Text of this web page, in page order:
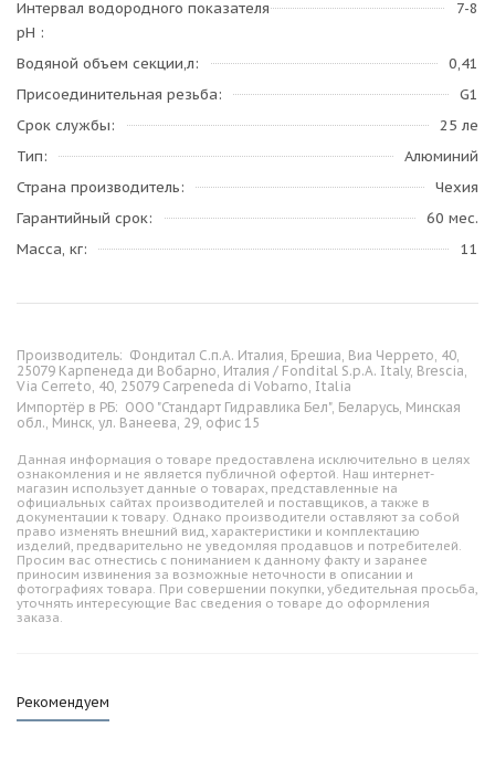
Интервал водородного показателя
pH
7-8
Водяной объем секции,л
0,41
Присоединительная резьба
G1
Срок службы
25 ле
Тип
Алюминий
Страна производитель
Чехия
Гарантийный срок
60 мес.
Масса, кг
11
Производитель: Фондитал С.п.А. Италия, Брешиа, Виа Черрето, 40,
25079 Карпенеда ди Вобарно, Италия / Fondital S.p.A. Italy, Brescia,
Via Cerreto, 40, 25079 Carpeneda di Vobarno, Italia
Импортёр в РБ: ООО "Стандарт Гидравлика Бел", Беларусь, Минская
обл., Минск, ул. Ванеева, 29, офис 15
Данная информация о товаре предоставлена исключительно в целях
ознакомления и не является публичной офертой. Наш интернет-
магазин использует данные о товарах, представленные на
официальных сайтах производителей и поставщиков, а также в
документации к товару. Однако производители оставляют за собой
право изменять внешний вид, характеристики и комплектацию
изделий, предварительно не уведомляя продавцов и потребителей.
Просим вас отнестись с пониманием к данному факту и заранее
приносим извинения за возможные неточности в описании и
фотографиях товара. При совершении покупки, убедительная просьба,
уточнять интересующие Вас сведения о товаре до оформления
заказа.
Рекомендуем